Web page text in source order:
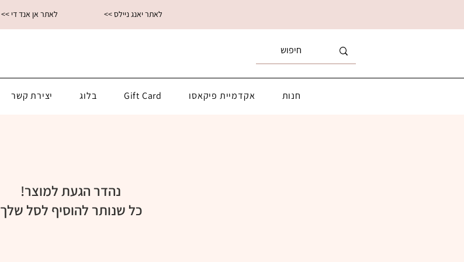
<< לאתר אן אנד די << לאתר יאנג ניילס
חנות אקדמיית פיקאסו Gift Card בלוג יצירת קשר
נהדר הגעת למוצר!
כל שנותר להוסיף לסל שלך